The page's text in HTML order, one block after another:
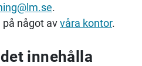
.
på något avvåra kontor.
innehålla